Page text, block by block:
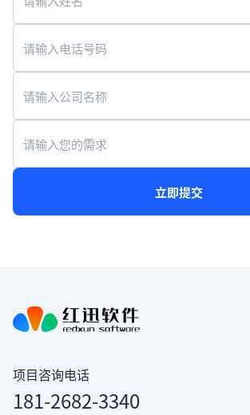
立即提交
项目咨询电话
181-2682-3340